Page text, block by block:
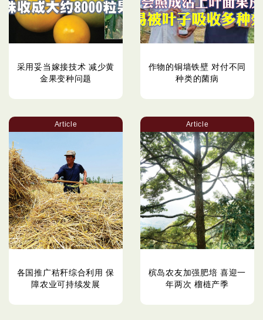
采用妥当嫁接技术 减少黄
金果变种问题
作物的铜墙铁壁 对付不同
种类的菌病
Article
各国推广秸秆综合利用 保
障农业可持续发展
Article
槟岛农友加强肥培 喜迎一
年两次 榴梿产季